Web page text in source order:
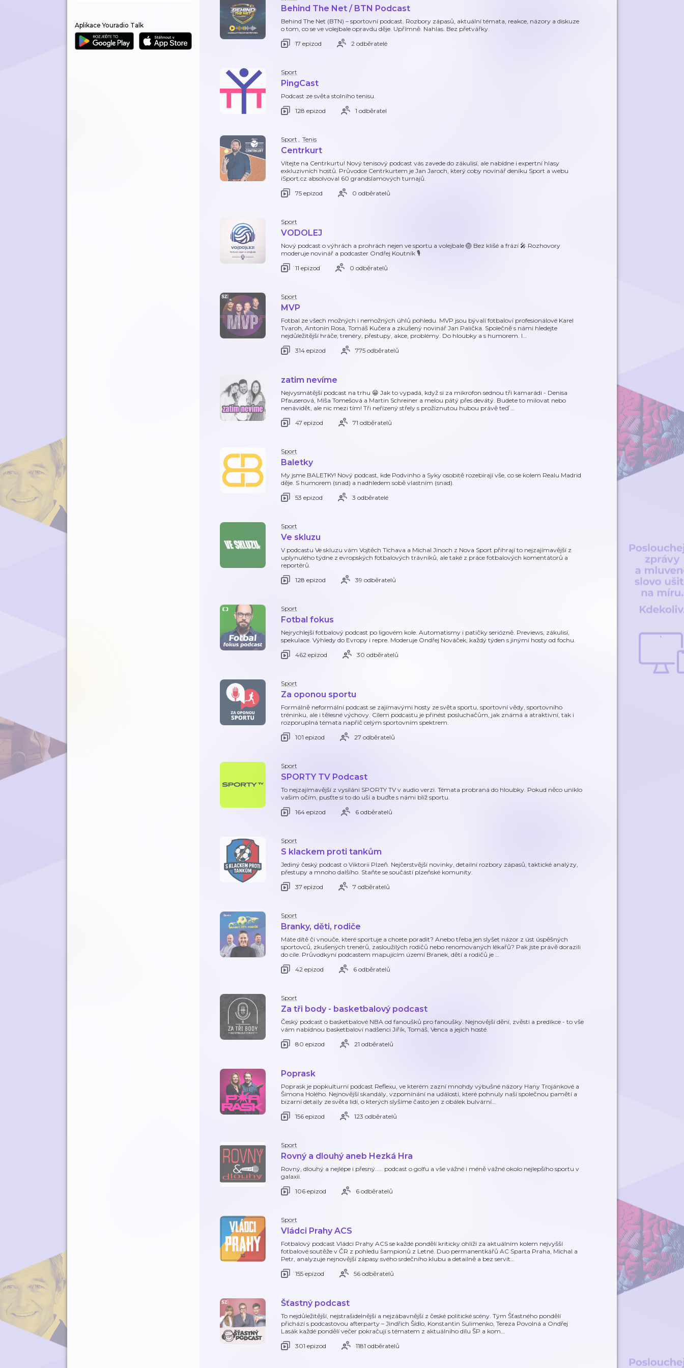
Aplikace Youradio Talk
Behind The Net / BTN Podcast
Behind The Net (BTN) – sportovní podcast. Rozbory zápasů, aktuální témata, reakce, názory a diskuze
o tom, co se ve volejbale opravdu děje. Upřímně. Nahlas. Bez přetvářky.
17 epizod
2 odběratelé
Sport
PingCast
Podcast ze světa stolního tenisu.
128 epizod
1 odběratel
Sport , Tenis
Centrkurt
Vítejte na Centrkurtu! Nový tenisový podcast vás zavede do zákulisí, ale nabídne i expertní hlasy
exkluzivních hostů. Průvodce Centrkurtem je Jan Jaroch, který coby novinář deníku Sport a webu
iSport.cz absolvoval 60 grandslamových turnajů.
75 epizod
0 odběratelů
Sport
VODOLEJ
Nový podcast o výhrách a prohrách nejen ve sportu a volejbale 🏐 Bez klišé a frází 🎤 Rozhovory
moderuje novinář a podcaster Ondřej Koutník 🎙️
11 epizod
0 odběratelů
Sport
MVP
Fotbal ze všech možných i nemožných úhlů pohledu. MVP jsou bývalí fotbaloví profesionálové Karel
Tvaroh, Antonín Rosa, Tomáš Kučera a zkušený novinář Jan Palička. Společně s námi hledejte
nejdůležitější hráče, trenéry, přestupy, akce, problémy. Do hloubky a s humorem. I…
314 epizod
775 odběratelů
zatim nevíme
Nejvysmátější podcast na trhu 😁 Jak to vypadá, když si za mikrofon sednou tři kamarádi - Denisa
Pfauserová, Míša Tomešová a Martin Schreiner a melou pátý přes devátý. Budete to milovat nebo
nenávidět, ale nic mezi tím! Tři neřízený střely s prožíznutou hubou právě teď…
47 epizod
71 odběratelů
Sport
Baletky
My jsme BALETKY! Nový podcast, kde Podvinho a Syky osobitě rozebírají vše, co se kolem Realu Madrid
děje. S humorem (snad) a nadhledem sobě vlastním (snad).
53 epizod
3 odběratelé
Sport
Ve skluzu
V podcastu Ve skluzu vám Vojtěch Tichava a Michal Jinoch z Nova Sport přihrají to nejzajímavější z
uplynulého týdne z evropských fotbalových trávníků, ale také z práce fotbalových komentátorů a
reportérů.
128 epizod
39 odběratelů
Sport
Fotbal fokus
Nejrychlejší fotbalový podcast po ligovém kole. Automatismy i patičky seriózně. Previews, zákulisí,
spekulace. Výhledy do Evropy i repre. Moderuje Ondřej Nováček, každý týden s jinými hosty od fochu.
462 epizod
30 odběratelů
Sport
Za oponou sportu
Formálně neformální podcast se zajímavými hosty ze světa sportu, sportovní vědy, sportovního
tréninku, ale i tělesné výchovy. Cílem podcastu je přinést posluchačům, jak známá a atraktivní, tak i
rozporuplná témata napříč celým sportovním spektrem.
101 epizod
27 odběratelů
Sport
SPORTY TV Podcast
To nejzajímavější z vysíláni SPORTY TV v audio verzi. Témata probraná do hloubky. Pokud něco uniklo
vašim očím, pusťte si to do uší a buďte s námi blíž sportu.
164 epizod
6 odběratelů
Sport
S klackem proti tankům
Jediný český podcast o Viktorii Plzeň. Nejčerstvější novinky, detailní rozbory zápasů, taktické analýzy,
přestupy a mnoho dalšího. Staňte se součástí plzeňské komunity.
37 epizod
7 odběratelů
Sport
Branky, děti, rodiče
Máte dítě či vnouče, které sportuje a chcete poradit? Anebo třeba jen slyšet názor z úst úspěšných
sportovců, zkušených trenérů, zasloužilých rodičů nebo renomovaných lékařů? Pak jste právě dorazili
do cíle. Průvodkyní podcastem mapujícím území Branek, dětí a rodičů je …
42 epizod
6 odběratelů
Sport
Za tři body - basketbalový podcast
Český podcast o basketbalové NBA od fanoušků pro fanoušky. Nejnovější dění, zvěsti a predikce - to vše
vám nabídnou basketbaloví nadšenci Jiřík, Tomáš, Venca a jejich hosté.
80 epizod
21 odběratelů
Poprask
Poprask je popkulturní podcast Reflexu, ve kterém zazní mnohdy výbušné názory Hany Trojánkové a
Šimona Holého. Nejnovější skandály, vzpomínání na události, které pohnuly naší společnou pamětí a
bizarní detaily ze světa lidí, o kterých slyšíme často jen z obálek bulvární…
156 epizod
123 odběratelů
Sport
Rovný a dlouhý aneb Hezká Hra
Rovný, dlouhý a nejlépe i přesný..... podcast o golfu a vše vážné i méně vážné okolo nejlepšího sportu v
galaxii.
106 epizod
6 odběratelů
Sport
Vládci Prahy ACS
Fotbalový podcast Vládci Prahy ACS se každé pondělí kriticky ohlíží za aktuálním kolem nejvyšší
fotbalové soutěže v ČR z pohledu šampionů z Letné. Duo permanentkářů AC Sparta Praha, Michal a
Petr, analyzuje nejnovější zápasy svého srdečního klubu a detailně a bez servít…
155 epizod
56 odběratelů
Šťastný podcast
To nejdůležitější, nejstrašidelnější a nejzábavnější z české politické scény. Tým Šťastného pondělí
přichází s podcastovou afterparty – Jindřich Šídlo, Konstantin Sulimenko, Tereza Povolná a Ondřej
Lasák každé pondělí večer pokračují s tématem z aktuálního dílu ŠP a kom…
301 epizod
1181 odběratelů